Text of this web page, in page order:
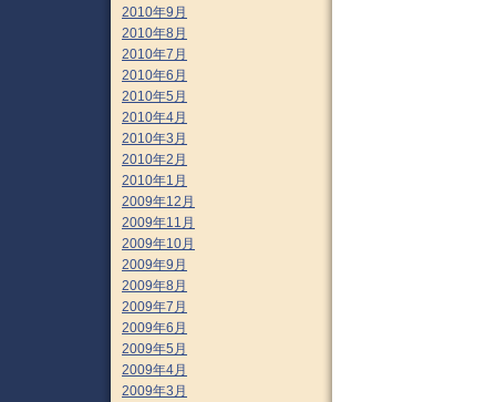
2010年9月
2010年8月
2010年7月
2010年6月
2010年5月
2010年4月
2010年3月
2010年2月
2010年1月
2009年12月
2009年11月
2009年10月
2009年9月
2009年8月
2009年7月
2009年6月
2009年5月
2009年4月
2009年3月